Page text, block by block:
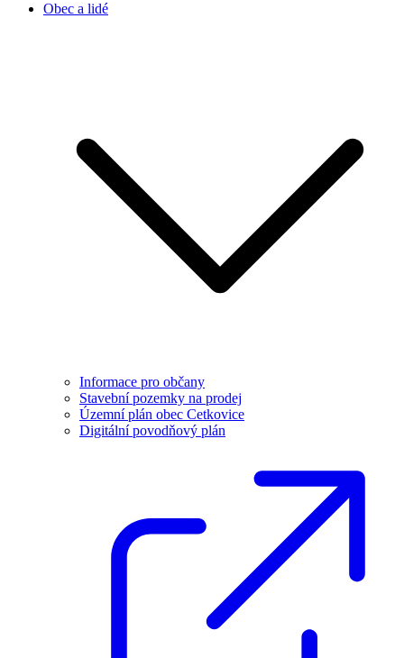
Obec a lidé
Informace pro občany
Stavební pozemky na prodej
Územní plán obec Cetkovice
Digitální povodňový plán